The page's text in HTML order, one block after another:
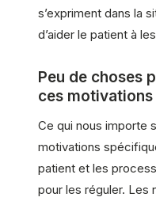
s’expriment dans la
d’aider le patient à
Peu de choses
ces motivations
Ce qui nous importe
motivations
patient et les
pour les réguler. Les